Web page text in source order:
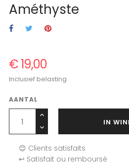
Améthyste
€ 19,00
Inclusief belasting
AANTAL
IN
😊 Clients satisfaits
↩️ Satisfait ou remboursé